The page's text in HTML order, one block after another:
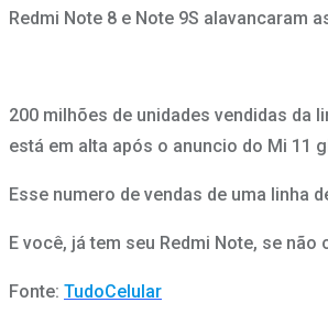
Redmi Note 8 e Note 9S alavancaram
200 milhões de unidades vendidas da
está em alta após o anuncio do Mi 11
Esse numero de vendas de uma linha
E você, já tem seu Redmi Note, se
Fonte: TudoCelular